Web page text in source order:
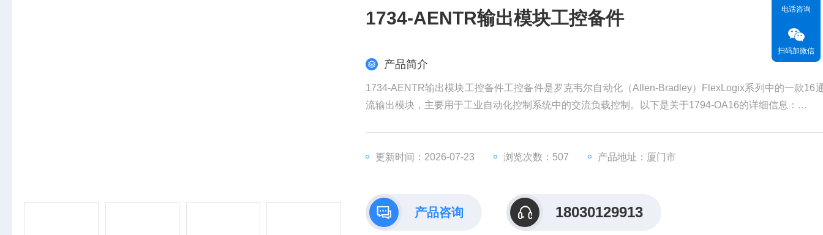
1734-AENTR输出模块工控备件
产品简介
1734-AENTR输出模块工控备件工控备件是罗克韦尔自动化（Allen-Bradley）FlexLogix系列中的一款16
流输出模块，主要用于工业自动化控制系统中的交流负载控制。以下是关于1794-OA16的详细信息：
​产品类型：16通道交流输出模块
技术规
更新时间：2026-07-23 浏览次数：507 产品地址：厦门市
产品咨询 18030129913
电话咨询
扫码加微信